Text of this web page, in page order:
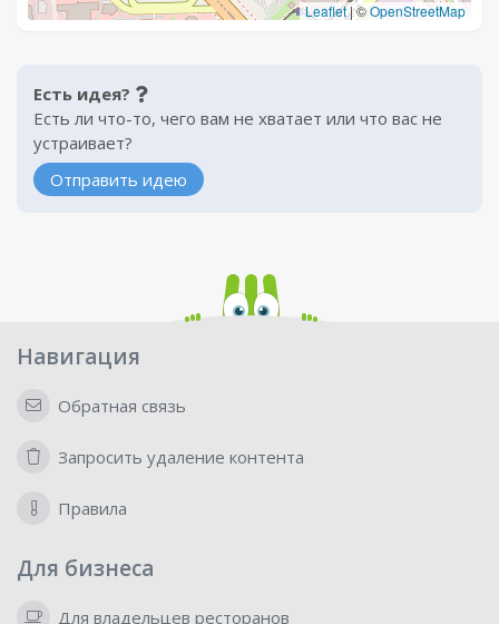
Leaflet|©OpenStreetMap
Есть идея?
Есть ли что-то, чего вам не хватает или что вас не
устраивает?
Отправить идею
Навигация
Обратная связь
Запросить удаление контента
Правила
Для бизнеса
Для владельцев ресторанов